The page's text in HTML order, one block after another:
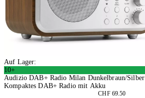
Auf Lager:
10+
Audizio DAB+ Radio Milan Dunkelbraun/Silber
Kompaktes DAB+ Radio mit Akku
CHF 69.50